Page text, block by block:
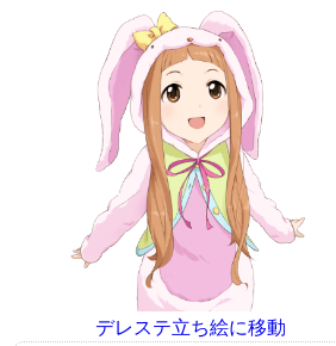
デレステ立ち絵に移動